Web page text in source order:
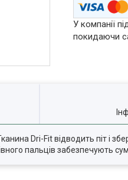
У компанії
покидаючи
Dri-Fit відводить піт і
пальців забезпечують